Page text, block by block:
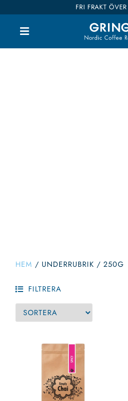
FRI FRAKT
HEM / UNDERRUBRIK / 250G
FILTRERA